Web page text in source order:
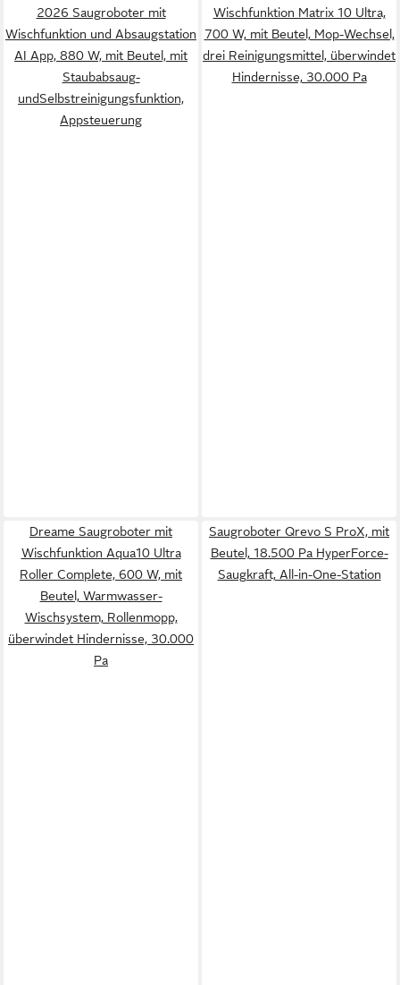
2026 Saugroboter mit
Wischfunktion und Absaugstation
AI App, 880 W, mit Beutel, mit
Staubabsaug-
undSelbstreinigungsfunktion,
Appsteuerung
Wischfunktion Matrix 10 Ultra,
700 W, mit Beutel, Mop-Wechsel,
drei Reinigungsmittel, überwindet
Hindernisse, 30.000 Pa
Dreame Saugroboter mit
Wischfunktion Aqua10 Ultra
Roller Complete, 600 W, mit
Beutel, Warmwasser-
Wischsystem, Rollenmopp,
überwindet Hindernisse, 30.000
Pa
Saugroboter Qrevo S ProX, mit
Beutel, 18.500 Pa HyperForce-
Saugkraft, All-in-One-Station